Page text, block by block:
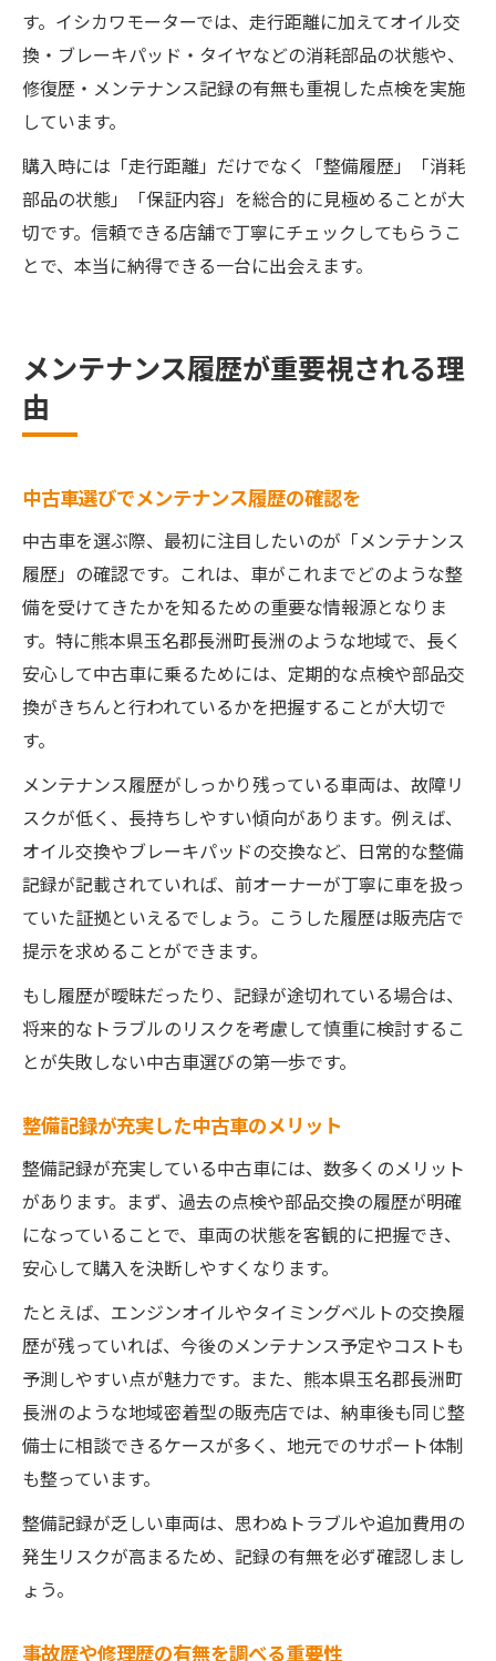
す。イシカワモーターでは、走行距離に加えてオイル交
換・ブレーキパッド・タイヤなどの消耗部品の状態や、
修復歴・メンテナンス記録の有無も重視した点検を実施
しています。
購入時には「走行距離」だけでなく「整備履歴」「消耗
部品の状態」「保証内容」を総合的に見極めることが大
切です。信頼できる店舗で丁寧にチェックしてもらうこ
とで、本当に納得できる一台に出会えます。
メンテナンス履歴が重要視される理
由
中古車選びでメンテナンス履歴の確認を
中古車を選ぶ際、最初に注目したいのが「メンテナンス
履歴」の確認です。これは、車がこれまでどのような整
備を受けてきたかを知るための重要な情報源となりま
す。特に熊本県玉名郡長洲町長洲のような地域で、長く
安心して中古車に乗るためには、定期的な点検や部品交
換がきちんと行われているかを把握することが大切で
す。
メンテナンス履歴がしっかり残っている車両は、故障リ
スクが低く、長持ちしやすい傾向があります。例えば、
オイル交換やブレーキパッドの交換など、日常的な整備
記録が記載されていれば、前オーナーが丁寧に車を扱っ
ていた証拠といえるでしょう。こうした履歴は販売店で
提示を求めることができます。
もし履歴が曖昧だったり、記録が途切れている場合は、
将来的なトラブルのリスクを考慮して慎重に検討するこ
とが失敗しない中古車選びの第一歩です。
整備記録が充実した中古車のメリット
整備記録が充実している中古車には、数多くのメリット
があります。まず、過去の点検や部品交換の履歴が明確
になっていることで、車両の状態を客観的に把握でき、
安心して購入を決断しやすくなります。
たとえば、エンジンオイルやタイミングベルトの交換履
歴が残っていれば、今後のメンテナンス予定やコストも
予測しやすい点が魅力です。また、熊本県玉名郡長洲町
長洲のような地域密着型の販売店では、納車後も同じ整
備士に相談できるケースが多く、地元でのサポート体制
も整っています。
整備記録が乏しい車両は、思わぬトラブルや追加費用の
発生リスクが高まるため、記録の有無を必ず確認しまし
ょう。
事故歴や修理歴の有無を調べる重要性